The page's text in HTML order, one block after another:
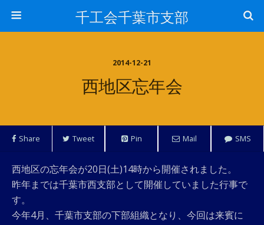
千工会千葉市支部
2014-12-21
西地区忘年会
Share Tweet Pin Mail SMS
西地区の忘年会が20日(土)14時から開催されました。
昨年までは千葉市西支部として開催していました行事で
す。
今年4月、千葉市支部の下部組織となり、今回は来賓に